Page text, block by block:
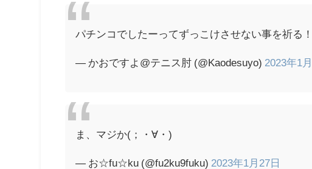
パチンコでしたーってずっこけさせない事を祈る！
— かおですよ@テニス肘 (@Kaodesuyo) 2023年1
ま、マジか(；・∀・)
— お☆fu☆ku (@fu2ku9fuku) 2023年1月27日